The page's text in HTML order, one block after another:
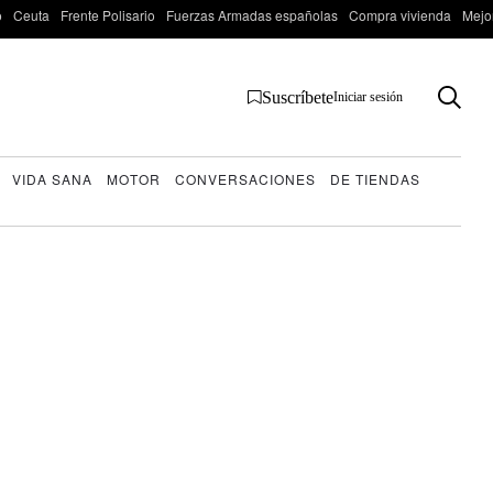
Ceuta Frente Polisario Fuerzas Armadas españolas Compra vivienda
SuscríbeteIniciar sesión
VIDA SANA MOTOR CONVERSACIONES DE TIENDAS